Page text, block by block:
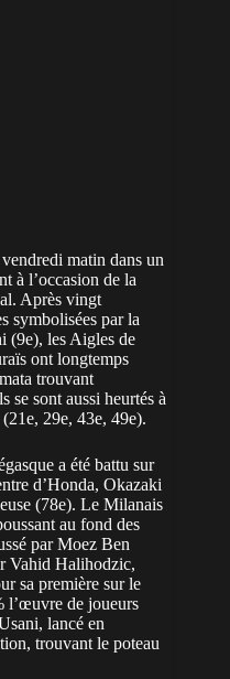
matin dans un
à l’occasion de la
Après vingt
symbolisées par la
(9e), les Aigles de
ont longtemps
trouvant
se sont aussi heurtés à
29e, 43e, 49e).
a été battu sur
d’Honda, Okazaki
(78e). Le Milanais
au fond des
par Moez Ben
Vahid Halihodzic,
sa première sur le
l’œuvre de joueurs
lancé en
trouvant le poteau